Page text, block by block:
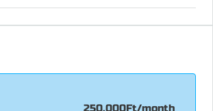
250.000Ft/month